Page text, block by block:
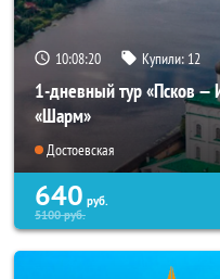
10:08:17 Купили: 12
1-дневный тур «Псков —
«Шарм»
Достоевская
640 руб.
5100руб.